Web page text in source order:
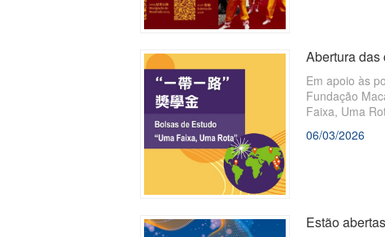
Abertura das
Em apoio às
Fundação
Faixa, Uma
06/03/2026
Estão